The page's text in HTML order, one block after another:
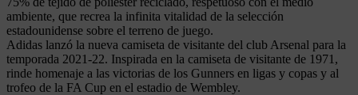
ambiente, que recrea la infinita vitalidad de la selección
estadounidense sobre el terreno de juego.
Adidas lanzó la nueva camiseta de visitante del club Arsenal para la
temporada 2021-22. Inspirada en la camiseta de visitante de 1971,
rinde homenaje a las victorias de los Gunners en ligas y copas y al
trofeo de la FA Cup en el estadio de Wembley.